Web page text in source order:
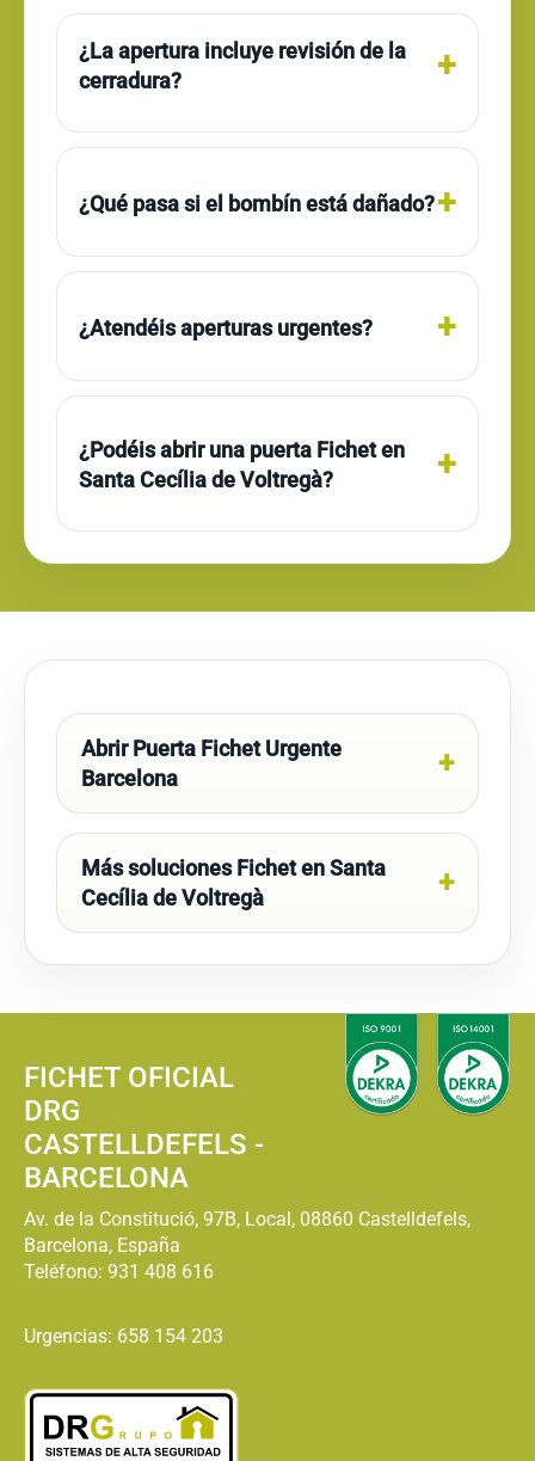
¿La apertura incluye revisión de la
cerradura?
¿Qué pasa si el bombín está dañado?
¿Atendéis aperturas urgentes?
¿Podéis abrir una puerta Fichet en
Santa Cecília de Voltregà?
Abrir Puerta Fichet Urgente
Barcelona
Más soluciones Fichet en Santa
Cecília de Voltregà
FICHET OFICIAL
DRG
CASTELLDEFELS -
BARCELONA
Av. de la Constitució, 97B, Local, 08860 Castelldefels,
Barcelona, España
Teléfono: 931 408 616
Urgencias: 658 154 203